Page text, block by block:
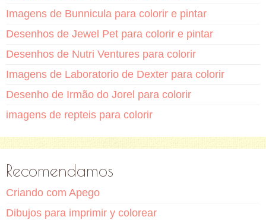
Imagens de Bunnicula para colorir e pintar
Desenhos de Jewel Pet para colorir e pintar
Desenhos de Nutri Ventures para colorir
Imagens de Laboratorio de Dexter para colorir
Desenho de Irmão do Jorel para colorir
imagens de repteis para colorir
Recomendamos
Criando com Apego
Dibujos para imprimir y colorear